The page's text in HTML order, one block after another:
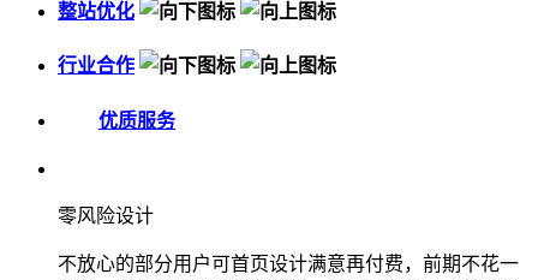
整站优化
行业合作
优质服务
零风险设计
不放心的部分用户可首页设计满意再付费，前期不花一